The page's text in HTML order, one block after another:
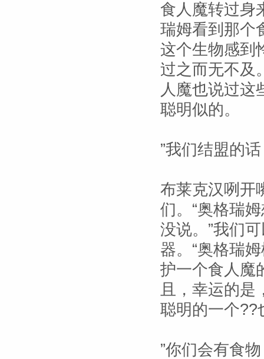
食人魔转过身
瑞姆看到那个
这个生物感到
过之而无不及
人魔也说过这
聪明似的。
”我们结盟的
布莱克汉咧开
们。“奥格瑞
没说。”我们
器。“奥格瑞
护一个食人魔
且，幸运的
聪明的一个??
”你们会有食